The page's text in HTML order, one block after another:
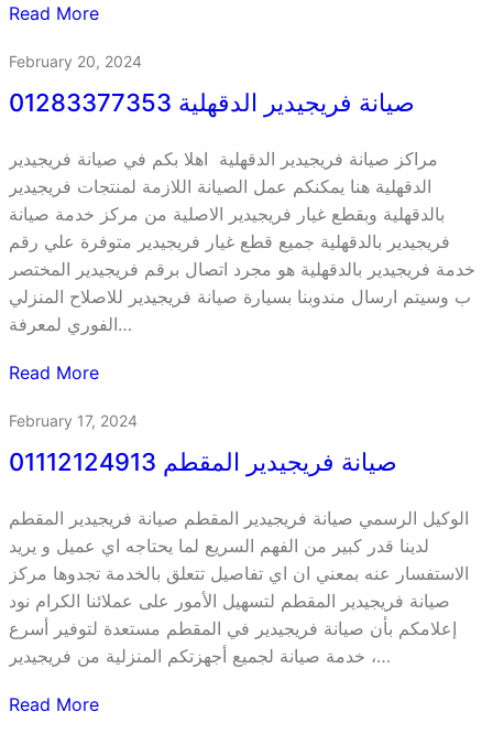
Read More
February 20, 2024
صيانة فريجيدير الدقهلية 01283377353
مراكز صيانة فريجيدير الدقهلية اهلا بكم في صيانة فريجيدير
الدقهلية هنا يمكنكم عمل الصيانة اللازمة لمنتجات فريجيدير
بالدقهلية وبقطع غيار فريجيدير الاصلية من مركز خدمة صيانة
فريجيدير بالدقهلية جميع قطع غيار فريجيدير متوفرة علي رقم
خدمة فريجيدير بالدقهلية هو مجرد اتصال برقم فريجيدير المختصر
ب وسيتم ارسال مندوبنا بسيارة صيانة فريجيدير للاصلاح المنزلي
الفوري لمعرفة…
Read More
February 17, 2024
صيانة فريجيدير المقطم 01112124913
الوكيل الرسمي صيانة فريجيدير المقطم صيانة فريجيدير المقطم
لدينا قدر كبير من الفهم السريع لما يحتاجه اي عميل و يريد
الاستفسار عنه بمعني ان اي تفاصيل تتعلق بالخدمة تجدوها مركز
صيانة فريجيدير المقطم لتسهيل الأمور على عملائنا الكرام نود
إعلامكم بأن صيانة فريجيدير في المقطم مستعدة لتوفير أسرع
خدمة صيانة لجميع أجهزتكم المنزلية من فريجيدير ،…
Read More